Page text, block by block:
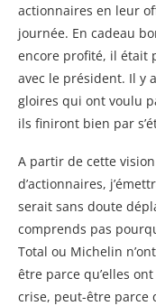
actionnaires en leur
journée. En cadeau
encore profité, il était
avec le président. Il y
gloires qui ont voulu
ils finiront bien par
A partir de cette
d’actionnaires,
serait sans doute
comprends pas
Total ou Michelin
être parce qu’elles
crise, peut-être parce